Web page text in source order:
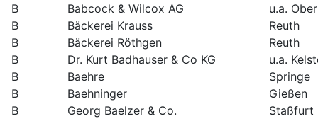
B
Babcock & Wilcox AG
u.a.
B
Bäckerei Krauss
Reuth
B
Bäckerei Röthgen
Reuth
B
Dr. Kurt Badhauser & Co KG
u.a.
B
Baehre
Springe
B
Baehninger
Gießen
B
Georg Baelzer & Co.
Staßfurt